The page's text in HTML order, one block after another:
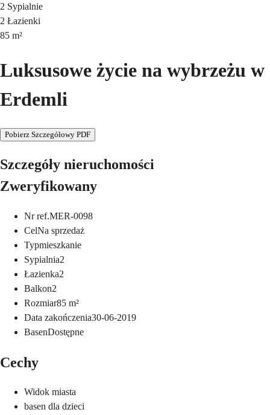
2 Sypialnie
2 Łazienki
85 m²
Luksusowe życie na wybrzeżu w
Erdemli
Pobierz Szczegółowy PDF
Szczegóły nieruchomości
Zweryfikowany
Nr ref.MER-0098
CelNa sprzedaż
Typmieszkanie
Sypialnia2
Łazienka2
Balkon2
Rozmiar85 m²
Data zakończenia30-06-2019
BasenDostępne
Cechy
Widok miasta
basen dla dzieci